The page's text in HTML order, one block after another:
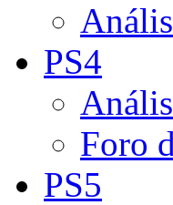
PS4
Foro
PS5